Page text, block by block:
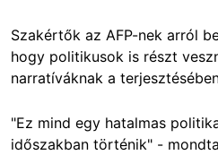
Szakértők az AFP-nek arról
hogy politikusok is részt
narratíváknak a
"Ez mind egy hatalmas
időszakban történik" - mondta